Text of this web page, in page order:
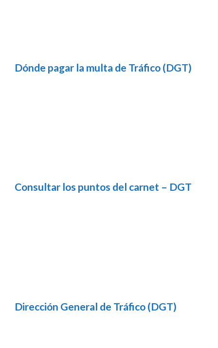
Dónde pagar la multa de Tráfico (DGT)
Consultar los puntos del carnet – DGT
Dirección General de Tráfico (DGT)